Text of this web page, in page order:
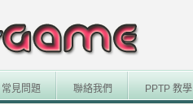
常見問題 聯絡我們 PPTP 教學